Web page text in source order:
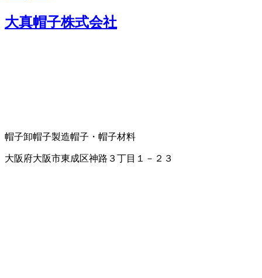
大真帽子株式会社
帽子卸帽子製造帽子・帽子材料
大阪府大阪市東成区神路３丁目１－２３